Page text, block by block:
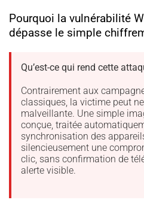
Pourquoi la vulnérabilité
dépasse le simple
Qu’est-ce qui rend cette
Contrairement aux
classiques, la victime peut
malveillante. Une simple
conçue, traitée
synchronisation des
silencieusement une
clic, sans confirmation de
alerte visible.